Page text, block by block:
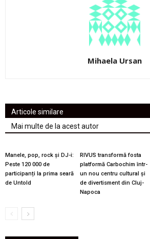
Mihaela Ursan
Articole similare
Mai multe de la acest autor
Manele, pop, rock și DJ-i:
Peste 120 000 de
participanți la prima seară
de Untold
RIVUS transformă fosta
platformă Carbochim într-
un nou centru cultural și
de divertisment din Cluj-
Napoca